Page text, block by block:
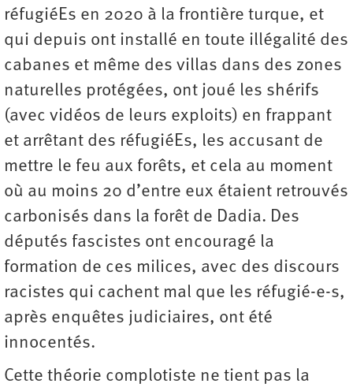
réfugiéEs en 2020 à la frontière turque, et
qui depuis ont installé en toute illégalité des
cabanes et même des villas dans des zones
naturelles protégées, ont joué les shérifs
(avec vidéos de leurs exploits) en frappant
et arrêtant des réfugiéEs, les accusant de
mettre le feu aux forêts, et cela au moment
où au moins 20 d’entre eux étaient retrouvés
carbonisés dans la forêt de Dadia. Des
députés fascistes ont encouragé la
formation de ces milices, avec des discours
racistes qui cachent mal que les réfugié-e-s,
après enquêtes judiciaires, ont été
innocentés.
Cette théorie complotiste ne tient pas la